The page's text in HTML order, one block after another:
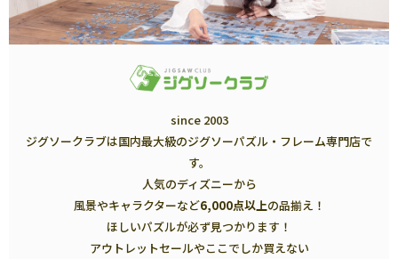
since 2003
ジグソークラブは国内最大級のジグソーパズル・フレーム専門店で
す。
人気のディズニーから
風景やキャラクターなど6,000点以上の品揃え！
ほしいパズルが必ず見つかります！
アウトレットセールやここでしか買えない